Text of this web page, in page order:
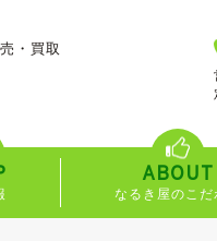
・買取
ABOUT
なるき屋のこだ